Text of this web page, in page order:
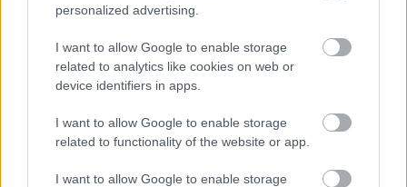
personalized advertising.
I want to allow Google to enable storage
related to analytics like cookies on web or
device identifiers in apps.
I want to allow Google to enable storage
related to functionality of the website or app.
I want to allow Google to enable storage